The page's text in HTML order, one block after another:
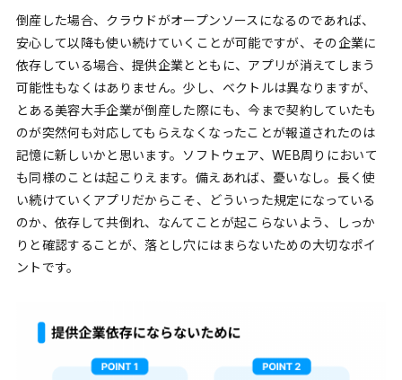
倒産した場合、クラウドがオープンソースになるのであれば、
安心して以降も使い続けていくことが可能ですが、その企業に
依存している場合、提供企業とともに、アプリが消えてしまう
可能性もなくはありません。少し、ベクトルは異なりますが、
とある美容大手企業が倒産した際にも、今まで契約していたも
のが突然何も対応してもらえなくなったことが報道されたのは
記憶に新しいかと思います。ソフトウェア、WEB周りにおいて
も同様のことは起こりえます。備えあれば、憂いなし。長く使
い続けていくアプリだからこそ、どういった規定になっている
のか、依存して共倒れ、なんてことが起こらないよう、しっか
りと確認することが、落とし穴にはまらないための大切なポイ
ントです。